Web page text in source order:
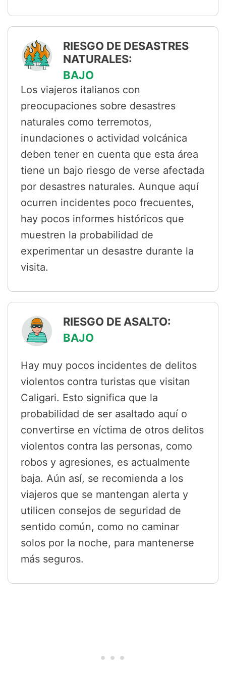
RIESGO DE DESASTRES
NATURALES:
BAJO
Los viajeros italianos con
preocupaciones sobre desastres
naturales como terremotos,
inundaciones o actividad volcánica
deben tener en cuenta que esta área
tiene un bajo riesgo de verse afectada
por desastres naturales. Aunque aquí
ocurren incidentes poco frecuentes,
hay pocos informes históricos que
muestren la probabilidad de
experimentar un desastre durante la
visita.
RIESGO DE ASALTO:
BAJO
Hay muy pocos incidentes de delitos
violentos contra turistas que visitan
Caligari. Esto significa que la
probabilidad de ser asaltado aquí o
convertirse en víctima de otros delitos
violentos contra las personas, como
robos y agresiones, es actualmente
baja. Aún así, se recomienda a los
viajeros que se mantengan alerta y
utilicen consejos de seguridad de
sentido común, como no caminar
solos por la noche, para mantenerse
más seguros.